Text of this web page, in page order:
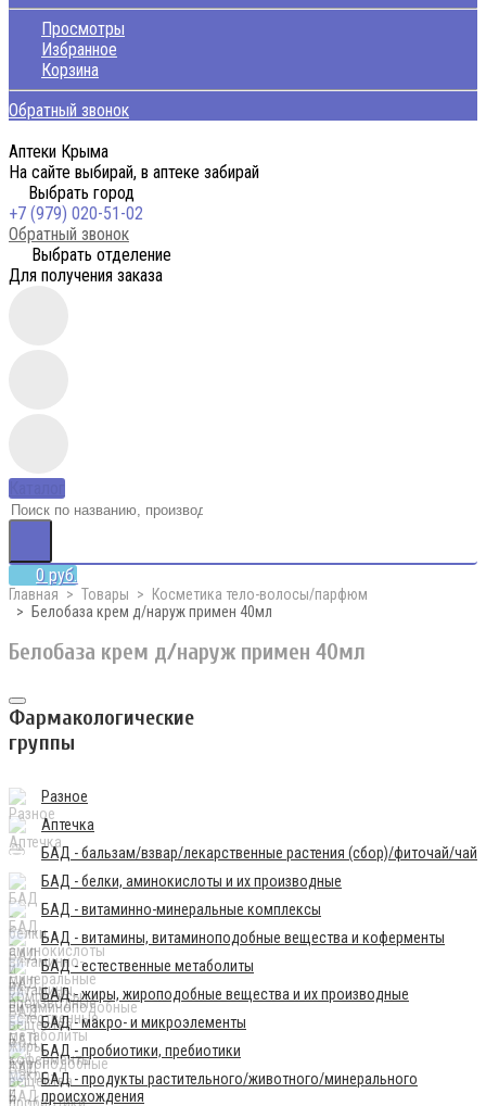
Просмотры
Избранное
Корзина
Обратный звонок
Аптеки Крыма
На сайте выбирай, в аптеке забирай
Выбрать город
+7 (979) 020-51-02
Обратный звонок
Выбрать отделение
Для получения заказа
0 руб.
Главная Товары
Косметика тело-волосы/парфюм
Белобаза крем д/наруж примен 40мл
Белобаза крем д/наруж примен 40мл
Фармакологические
группы
Разное
Аптечка
БАД - бальзам/взвар/лекарственные растения (сбор)/фиточай/чай
БАД - белки, аминокислоты и их производные
БАД - витаминно-минеральные комплексы
БАД - витамины, витаминоподобные вещества и коферменты
БАД - естественные метаболиты
БАД - жиры, жироподобные вещества и их производные
БАД - макро- и микроэлементы
БАД - пробиотики, пребиотики
БАД - продукты растительного/животного/минерального
происхождения